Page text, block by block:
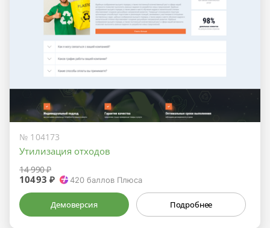
№ 104173
Утилизация отходов
14 990 ₽
10493 ₽ 420 баллов Плюса
Демоверсия Подробнее